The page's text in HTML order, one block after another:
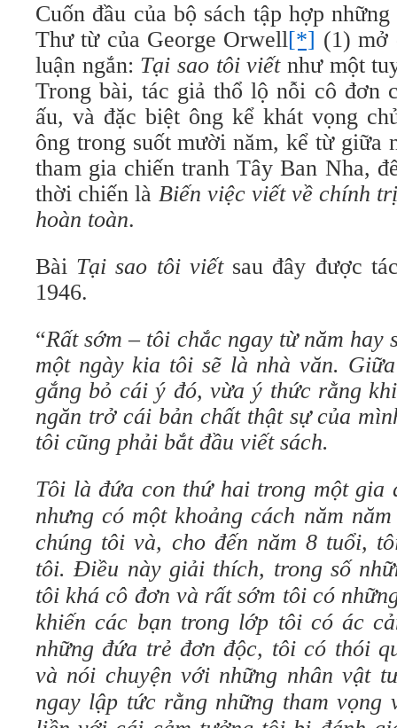
Cuốn đầu của bộ sách tập hợp
Thư từ của George Orwell[*] (1) mở
luận ngắn: Tại sao tôi viếtnhư một
Trong bài, tác giả thổ lộ nỗi cô đơn
ấu, và đặc biệt ông kể khát vọng
ông trong suốt mười năm, kể từ giữa
tham gia chiến tranh Tây Ban Nha,
thời chiến là Biến việc viết về chính
hoàn toàn.
Bài Tại sao tôi viếtsau đây được
1946.
“Rất sớm – tôi chắc ngay từ năm hay
một ngày kia tôi sẽ là nhà văn.
gắng bỏ cái ý đó, vừa ý thức rằng
ngăn trở cái bản chất thật sự của
tôi cũng phải bắt đầu viết sách.
Tôi là đứa con thứ hai trong một gia
nhưng có một khoảng cách năm
chúng tôi và, cho đến năm 8 tuổi,
tôi. Điều này giải thích, trong số
tôi khá cô đơn và rất sớm tôi có
khiến các bạn trong lớp tôi có ác
những đứa trẻ đơn độc, tôi có thói
và nói chuyện với những nhân vật
ngay lập tức rằng những tham vọng